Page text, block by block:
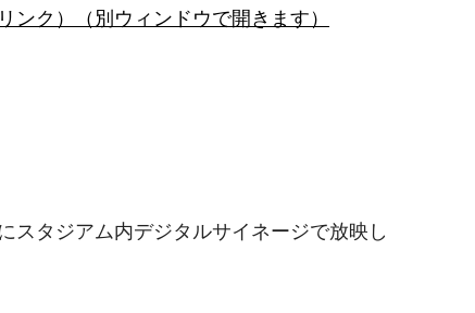
ク）（別ウィンドウで開きます）
スタジアム内デジタルサイネージで放映し